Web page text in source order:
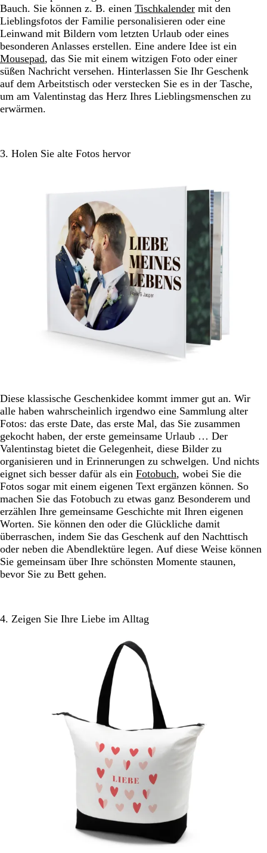
Bauch. Sie können z. B. einen Tischkalender mit den
Lieblingsfotos der Familie personalisieren oder eine
Leinwand mit Bildern vom letzten Urlaub oder eines
besonderen Anlasses erstellen. Eine andere Idee ist ein
Mousepad, das Sie mit einem witzigen Foto oder einer
süßen Nachricht versehen. Hinterlassen Sie Ihr Geschenk
auf dem Arbeitstisch oder verstecken Sie es in der Tasche,
um am Valentinstag das Herz Ihres Lieblingsmenschen zu
erwärmen.
3. Holen Sie alte Fotos hervor
Diese klassische Geschenkidee kommt immer gut an. Wir
alle haben wahrscheinlich irgendwo eine Sammlung alter
Fotos: das erste Date, das erste Mal, das Sie zusammen
gekocht haben, der erste gemeinsame Urlaub … Der
Valentinstag bietet die Gelegenheit, diese Bilder zu
organisieren und in Erinnerungen zu schwelgen. Und nichts
eignet sich besser dafür als ein Fotobuch, wobei Sie die
Fotos sogar mit einem eigenen Text ergänzen können. So
machen Sie das Fotobuch zu etwas ganz Besonderem und
erzählen Ihre gemeinsame Geschichte mit Ihren eigenen
Worten. Sie können den oder die Glückliche damit
überraschen, indem Sie das Geschenk auf den Nachttisch
oder neben die Abendlektüre legen. Auf diese Weise können
Sie gemeinsam über Ihre schönsten Momente staunen,
bevor Sie zu Bett gehen.
4. Zeigen Sie Ihre Liebe im Alltag